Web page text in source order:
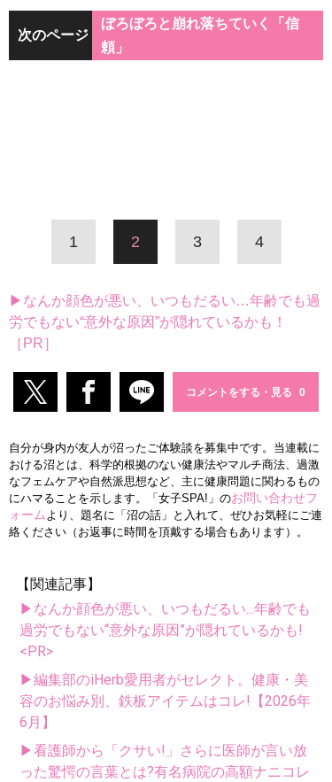
次のページ
ぼろぼろと崩れ落ちていく「信
頼」
1 2 3 4
▶なんか顔色が悪い、いつもだるい…年齢でも過
労でもない“意外な原因”が隠れているかも！
［PR］
コメントをする・見る
自分が身内が友人が沼ったご体験談を募集中です。当連載に
おける沼とは、科学的根拠のない健康法やマルチ商法、過激
なフェムケアや自然派思想など、主に健康問題に関わるもの
にハマることを示します。「女子SPA!」のお問い合わせフ
ォーム より、題名に「沼の話」と入れて、ぜひお気軽にご連
絡ください（お返事に時間を頂戴する場合もあります）。
【関連記事】
▶なんか顔色が悪い、いつもだるい...年齢でも
過労でもない“意外な原因”が隠れているかも!
<PR>
▶編集部のiHerb愛用者がセレクト。健康・美
容のお悩み別、鉄板アイテムはコレ!【2026年
6月】
▶看護師から「クサい!」さらに医師が言い放
った驚愕の言葉とは?有名病院の高額ナニコレ